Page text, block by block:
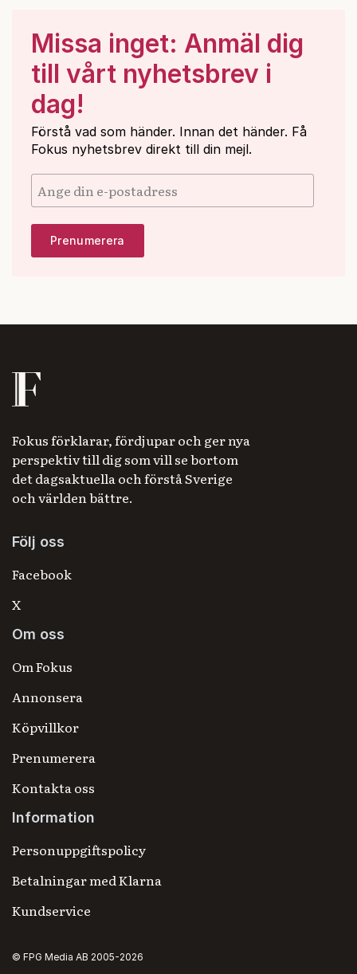
Missa inget: Anmäl dig
till vårt nyhetsbrev i
dag!
Förstå vad som händer. Innan det händer. Få
Fokus nyhetsbrev direkt till din mejl.
Fokus förklarar, fördjupar och ger nya
perspektiv till dig som vill se bortom
det dagsaktuella och förstå Sverige
och världen bättre.
Följ oss
Facebook
X
Om oss
Om Fokus
Annonsera
Köpvillkor
Prenumerera
Kontakta oss
Information
Personuppgiftspolicy
Betalningar med Klarna
Kundservice
© FPG Media AB 2005-2026